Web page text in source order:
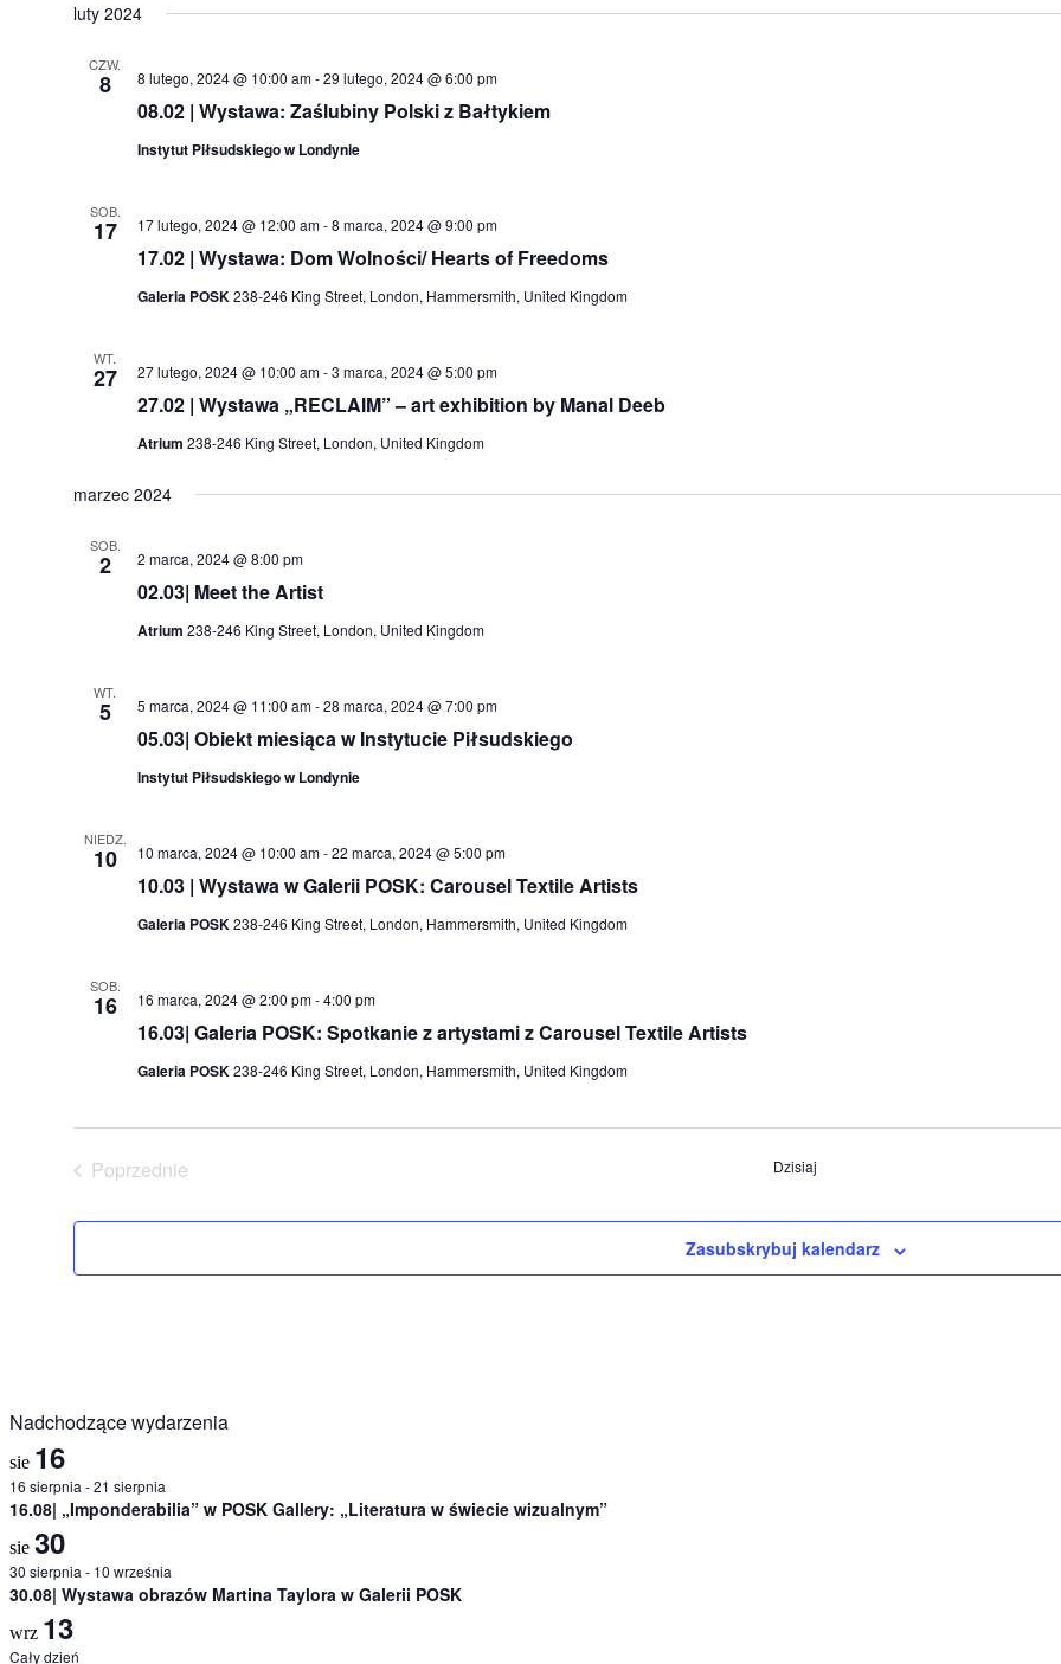
luty 2024
CZW.
8
08.02 | Wystawa: Zaślubiny Polski z Bałtykiem
8 lutego, 2024 @ 10:00 am-29 lutego, 2024 @ 6:00 pm
Instytut Piłsudskiego w Londynie
SOB.
17
17.02 | Wystawa: Dom Wolności/ Hearts of Freedoms
17 lutego, 2024 @ 12:00 am-8 marca, 2024 @ 9:00 pm
Galeria POSK238-246 King Street, London, Hammersmith, United Kingdom
WT.
27
27.02 | Wystawa „RECLAIM” – art exhibition by Manal Deeb
27 lutego, 2024 @ 10:00 am-3 marca, 2024 @ 5:00 pm
Atrium 238-246 King Street, London, United Kingdom
marzec 2024
SOB.
2
02.03| Meet the Artist
2 marca, 2024 @ 8:00 pm
Atrium 238-246 King Street, London, United Kingdom
WT.
5
05.03| Obiekt miesiąca w Instytucie Piłsudskiego
5 marca, 2024 @ 11:00 am-28 marca, 2024 @ 7:00 pm
Instytut Piłsudskiego w Londynie
NIEDZ.
10
10.03 | Wystawa w Galerii POSK: Carousel Textile Artists
10 marca, 2024 @ 10:00 am-22 marca, 2024 @ 5:00 pm
Galeria POSK238-246 King Street, London, Hammersmith, United Kingdom
SOB.
16
16.03| Galeria POSK: Spotkanie z artystami z Carousel Textile Artists
16 marca, 2024 @ 2:00 pm-4:00 pm
Galeria POSK238-246 King Street, London, Hammersmith, United Kingdom
Poprzednie
Dzisiaj
Zasubskrybuj kalendarz
Nadchodzące wydarzenia
sie 16
16 sierpnia-21 sierpnia
16.08| „Imponderabilia” w POSK Gallery: „Literatura w świecie wizualnym”
sie 30
30 sierpnia- 10 września
30.08| Wystawa obrazów Martina Taylora w Galerii POSK
wrz 13
Cały dzień